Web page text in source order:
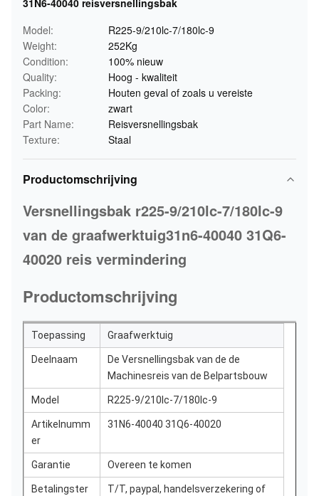
31N6-40040 reisversnellingsbak
Model:
R225-9/210lc-7/180lc-9
Weight:
252Kg
Condition:
100% nieuw
Quality:
Hoog - kwaliteit
Packing:
Houten geval of zoals u vereiste
Color:
zwart
Part Name:
Reisversnellingsbak
Texture:
Staal
Productomschrijving
Versnellingsbak r225-9/210lc-7/180lc-9
van de graafwerktuig31n6-40040 31Q6-
40020 reis vermindering
Productomschrijving
Toepassing Graafwerktuig
Deelnaam
De Versnellingsbak van de de
Machinesreis van de Belpartsbouw
Model R225-9/210lc-7/180lc-9
Artikelnumm
er
31N6-40040 31Q6-40020
Garantie Overeen te komen
Betalingster
T/T, paypal, handelsverzekering of